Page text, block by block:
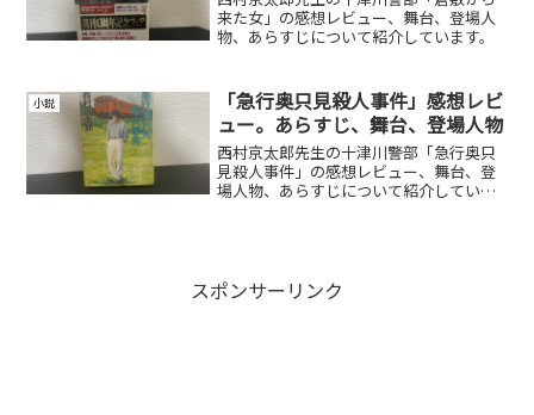
来た女」の感想レビュー、舞台、登場人
物、あらすじについて紹介しています。
小説
「急行奥只見殺人事件」感想レビ
ュー。あらすじ、舞台、登場人物
西村京太郎先生の十津川警部「急行奥只
見殺人事件」の感想レビュー、舞台、登
場人物、あらすじについて紹介していま
スポンサーリンク